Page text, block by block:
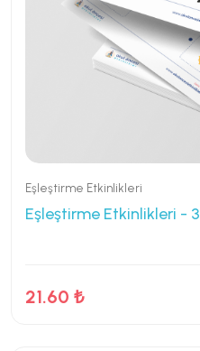
Eşleştirme Etkinlikleri
Eşleştirme Etkinlikleri - 3
21.60 ₺